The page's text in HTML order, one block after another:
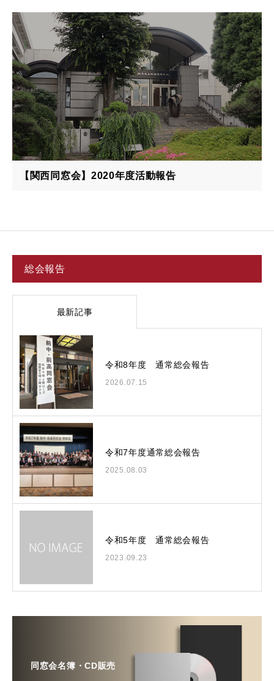
【関西同窓会】2020年度活動報告
総会報告
最新記事
令和8年度 通常総会報告
2026.07.15
令和7年度通常総会報告
2025.08.03
令和5年度 通常総会報告
2023.09.23
同窓会名簿・CD販売